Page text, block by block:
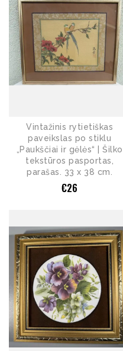
Vintažinis rytietiškas
paveikslas po stiklu
„Paukščiai ir gėlės“ | Šilko
tekstūros pasportas,
parašas. 33 x 38 cm.
€26